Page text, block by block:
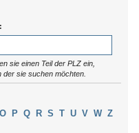
sie einen Teil der PLZ ein,
der sie suchen möchten.
O P Q R S T U V W Z